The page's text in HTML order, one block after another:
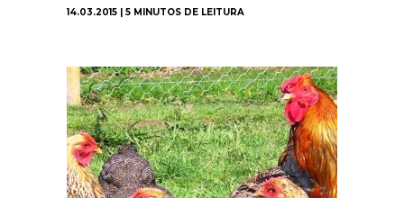
14.03.2015 | 5 MINUTOS DE LEITURA